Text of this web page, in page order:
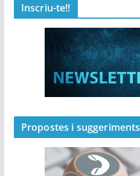
Inscriu-te!!
Propostes i suggeriments